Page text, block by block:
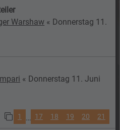
Warshaw « Donnerstag 11.
« Donnerstag 11. Juni
1 … 17 18 19 20 21